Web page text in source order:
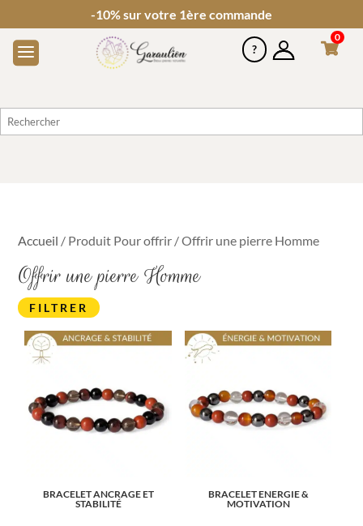
-10% sur votre 1ère commande
0
Accueil / Produit Pour offrir / Offrir une pierre Homme
Offrir une pierre Homme
FILTRER
BRACELET ANCRAGE ET
STABILITÉ
BRACELET ENERGIE &
MOTIVATION